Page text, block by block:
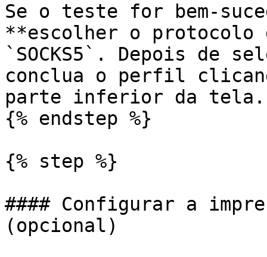
Se o teste for bem-
**escolher o protocolo
`SOCKS5`. Depois de
conclua o perfil
parte inferior da tela.
{% endstep %}
{% step %}
#### Configurar a
(opcional)